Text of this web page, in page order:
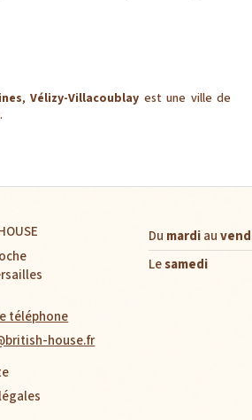
, Vélizy-Villacoublay est une ville de
téléphone
house.fr
Du mardiau
Lesamedi